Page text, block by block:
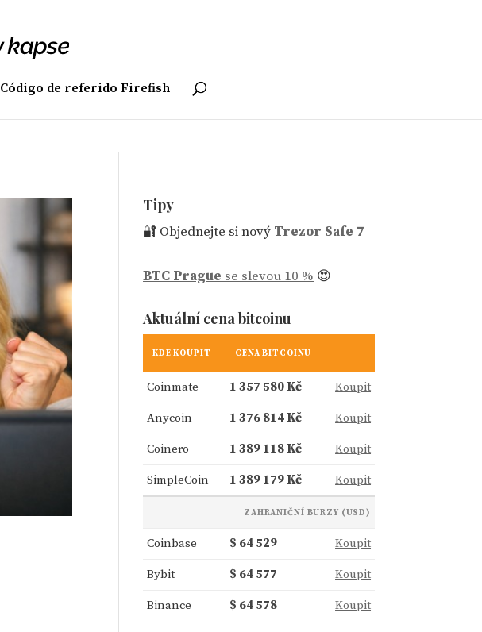
Código de referido Firefish
Tipy
🔐 Objednejte si nový Trezor Safe 7
BTC Prague se slevou 10 % 😍
Aktuální cena bitcoinu
KDE KOUPIT CENA BITCOINU
Coinmate 1 357 580 Kč Koupit
Anycoin 1 376 814 Kč Koupit
Coinero 1 389 118 Kč Koupit
SimpleCoin 1 389 179 Kč Koupit
ZAHRANIČNÍ BURZY (USD)
Coinbase $ 64 529 Koupit
Bybit $ 64 577 Koupit
Binance $ 64 578 Koupit